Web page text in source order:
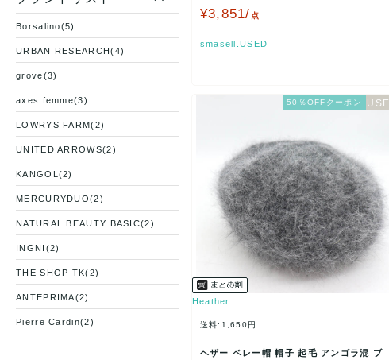
Borsalino(5)
URBAN RESEARCH(4)
grove(3)
axes femme(3)
LOWRYS FARM(2)
UNITED ARROWS(2)
KANGOL(2)
MERCURYDUO(2)
NATURAL BEAUTY BASIC(2)
INGNI(2)
THE SHOP TK(2)
ANTEPRIMA(2)
Pierre Cardin(2)
【中古】
¥3,851/ 点
smasell.USED
50％OFFクーポン
Heather
送料:1,650円
ヘザー ベレー帽 帽子 起毛 アンゴラ混 ブ